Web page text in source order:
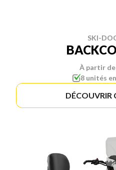
SKI-
À partir de
8 unités
DÉCOUVRIR